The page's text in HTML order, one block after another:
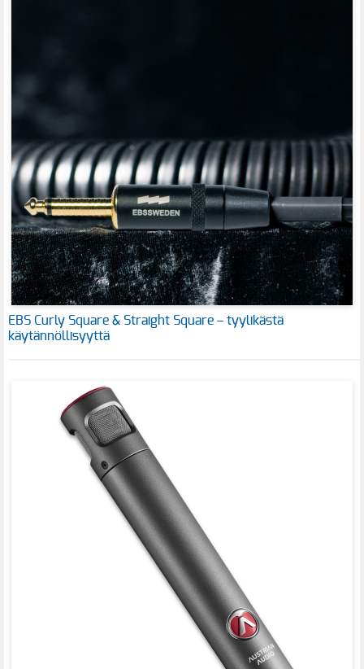
EBS Curly Square & Straight Square – tyylikästä
käytännöllisyyttä